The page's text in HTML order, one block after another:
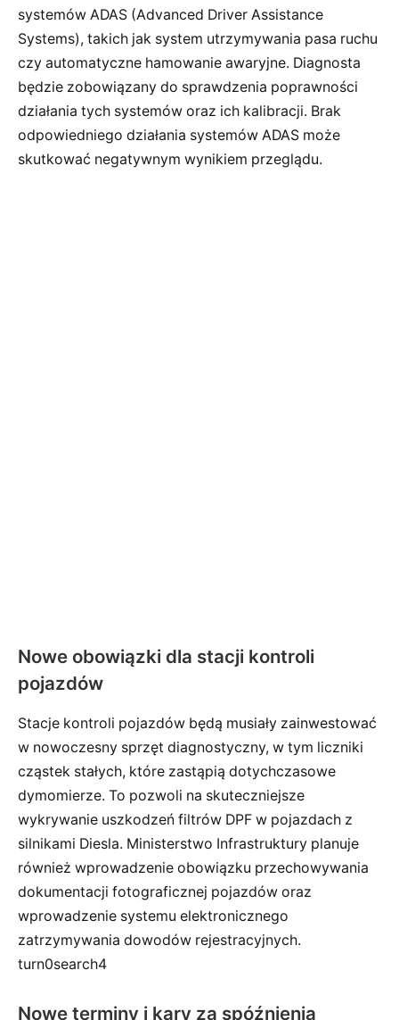
systemów ADAS (Advanced Driver Assistance
Systems), takich jak system utrzymywania pasa ruchu
czy automatyczne hamowanie awaryjne. Diagnosta
będzie zobowiązany do sprawdzenia poprawności
działania tych systemów oraz ich kalibracji. Brak
odpowiedniego działania systemów ADAS może
skutkować negatywnym wynikiem przeglądu.
Nowe obowiązki dla stacji kontroli
pojazdów
Stacje kontroli pojazdów będą musiały zainwestować
w nowoczesny sprzęt diagnostyczny, w tym liczniki
cząstek stałych, które zastąpią dotychczasowe
dymomierze. To pozwoli na skuteczniejsze
wykrywanie uszkodzeń filtrów DPF w pojazdach z
silnikami Diesla. Ministerstwo Infrastruktury planuje
również wprowadzenie obowiązku przechowywania
dokumentacji fotograficznej pojazdów oraz
wprowadzenie systemu elektronicznego
zatrzymywania dowodów rejestracyjnych.
turn0search4
Nowe terminy i kary za spóźnienia